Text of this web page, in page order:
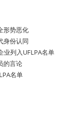
形势恶化
身份认同
业列入UFLPA名单
的言论
名单